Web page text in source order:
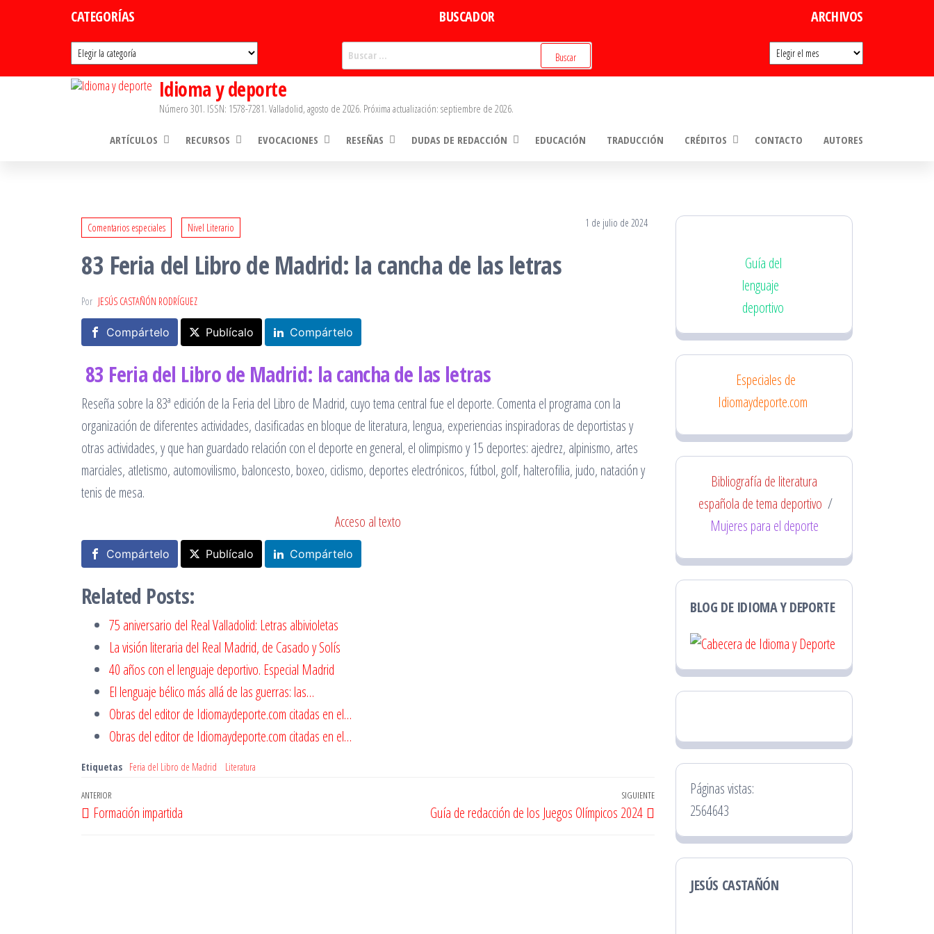
CATEGORÍAS
Categorías
BUSCADOR ARCHIVOS
Archivos
Idioma y deporte
Número 301. ISSN: 1578-7281. Valladolid, agosto de 2026. Próxima actualización: septiembre de 2026.
ARTÍCULOS RECURSOS EVOCACIONES RESEÑAS DUDAS DE REDACCIÓN EDUCACIÓN TRADUCCIÓN CRÉDITOS CONTACTO AUTORES
Comentarios especiales Nivel Literario 1 de julio de 2024
83 Feria del Libro de Madrid: la cancha de las letras
Por JESÚS CASTAÑÓN RODRÍGUEZ
Compártelo Publícalo Compártelo
83 Feria del Libro de Madrid: la cancha de las letras
Reseña sobre la 83ª edición de la Feria del Libro de Madrid, cuyo tema central fue el deporte. Comenta el programa con la
organización de diferentes actividades, clasificadas en bloque de literatura, lengua, experiencias inspiradoras de deportistas y
otras actividades, y que han guardado relación con el deporte en general, el olimpismo y 15 deportes: ajedrez, alpinismo, artes
marciales, atletismo, automovilismo, baloncesto, boxeo, ciclismo, deportes electrónicos, fútbol, golf, halterofilia, judo, natación y
tenis de mesa.
Acceso al texto
Compártelo Publícalo Compártelo
Related Posts:
75 aniversario del Real Valladolid: Letras albivioletas
La visión literaria del Real Madrid, de Casado y Solís
40 años con el lenguaje deportivo. Especial Madrid
El lenguaje bélico más allá de las guerras: las…
Obras del editor de Idiomaydeporte.com citadas en el…
Obras del editor de Idiomaydeporte.com citadas en el…
Etiquetas Feria del Libro de Madrid Literatura
Navegación
de
Entrada
anterior
ANTERIOR
Formación impartida
Entrada
siguiente
SIGUIENTE
Guía de redacción de los Juegos Olímpicos 2024
Guía del
lenguaje
deportivo
Especiales de
Idiomaydeporte.com
Bibliografía de literatura
española de tema deportivo /
Mujeres para el deporte
BLOG DE IDIOMA Y DEPORTE
Páginas vistas:
2564643
JESÚS CASTAÑÓN